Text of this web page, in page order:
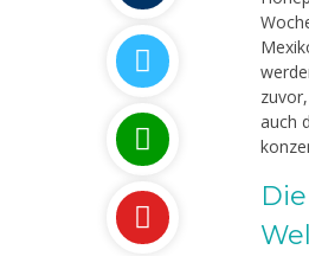
auch
198302042015031001